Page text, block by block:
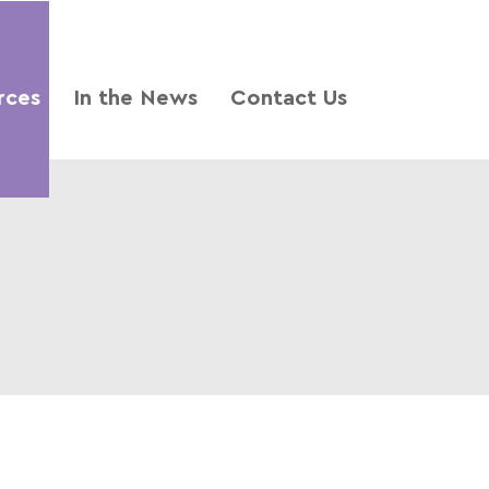
In the News Contact Us